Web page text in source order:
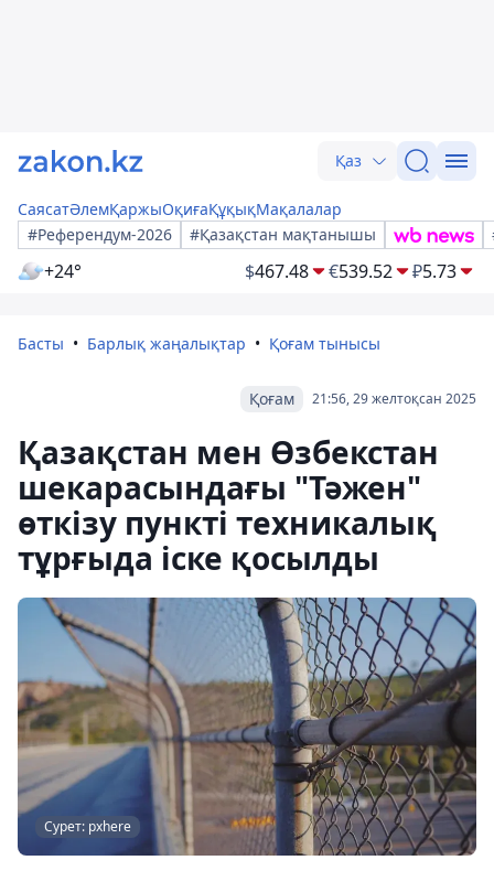
Қаз
СаясатӘлемҚаржыОқиғаҚұқықМақалалар
#Референдум-2026
#Қазақстан мақтанышы
+24° $467.48 €539.52 ₽5.73
Басты Барлық жаңалықтар Қоғам тынысы
21:56, 29 желтоқсан 2025
Қоғам
Қазақстан мен Өзбекстан
шекарасындағы "Тәжен"
өткізу пункті техникалық
тұрғыда іске қосылды
Сурет: pxhere